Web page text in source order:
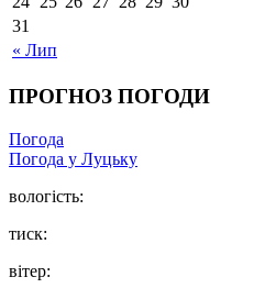
« Лип
31
ПРОГНОЗ ПОГОДИ
Погода
Погода у Луцьку
вологість:
тиск:
вітер: